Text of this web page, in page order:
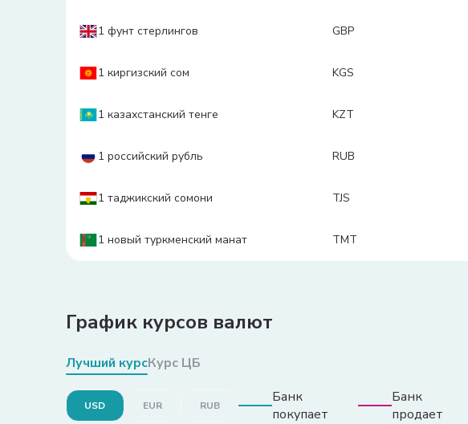
1 фунт стерлингов GBP
1 киргизский сом KGS
1 казахстанский тенге KZT
1 российский рубль RUB
1 таджикский сомони TJS
1 новый туркменский манат TMT
График курсов валют
Лучший курсКурс ЦБ
USD EUR RUB
Банк
покупает
Банк
продает